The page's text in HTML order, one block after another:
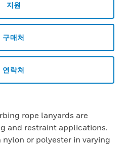
지원
구매처
연락처
rope lanyards are
and restraint applications.
or polyester in varying